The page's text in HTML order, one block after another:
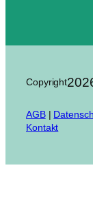
Copyright
AGB|
Kontakt